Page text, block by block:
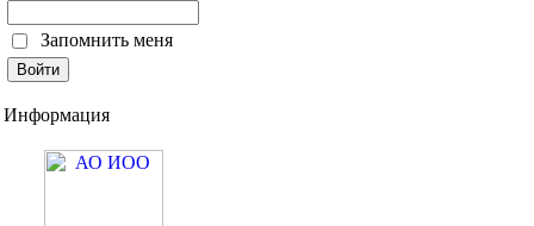
Запомнить меня
Информация